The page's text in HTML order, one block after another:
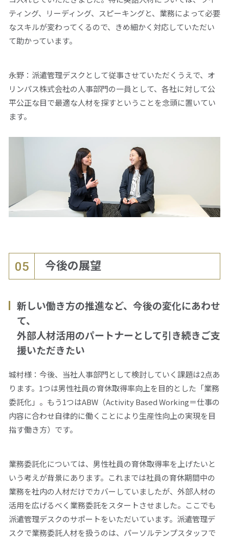
ティング、リーディング、スピーキングと、業務によって必要
なスキルが変わってくるので、きめ細かく対応していただい
て助かっています。
永野：派遣管理デスクとして従事させていただくうえで、オ
リンパス株式会社の人事部門の一員として、各社に対して公
平公正な目で最適な人材を探すということを念頭に置いてい
ます。
05 今後の展望
新しい働き方の推進など、今後の変化にあわせ
て、
外部人材活用のパートナーとして引き続きご支
援いただきたい
城村様：今後、当社人事部門として検討していく課題は2点あ
ります。1つは男性社員の育休取得率向上を目的とした「業務
委託化」。もう1つはABW（Activity Based Working＝仕事の
内容に合わせ自律的に働くことにより生産性向上の実現を目
指す働き方）です。
業務委託化については、男性社員の育休取得率を上げたいと
いう考えが背景にあります。これまでは社員の育休期間中の
業務を社内の人材だけでカバーしていましたが、外部人材の
活用を広げるべく業務委託をスタートさせました。ここでも
派遣管理デスクのサポートをいただいています。派遣管理デ
スクで業務委託人材を扱うのは、パーソルテンプスタッフで